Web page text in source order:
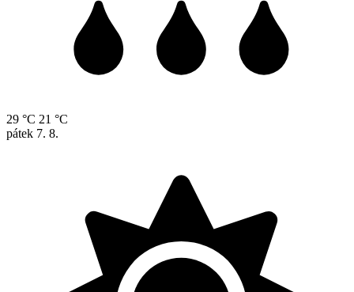
29 °C 21 °C
pátek 7. 8.